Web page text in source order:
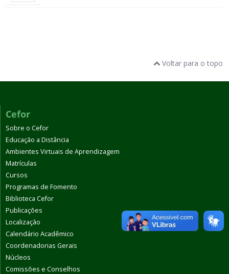
Voltar para o topo
Cefor
Sobre o Cefor
Educação a Distância
Ambientes Virtuais de Aprendizagem
Matrículas
Cursos
Programas de Fomento
Biblioteca Cefor
Publicações
Localização
Calendário Acadêmico
Coordenadorias Gerais
Núcleos
Comissões e Conselhos